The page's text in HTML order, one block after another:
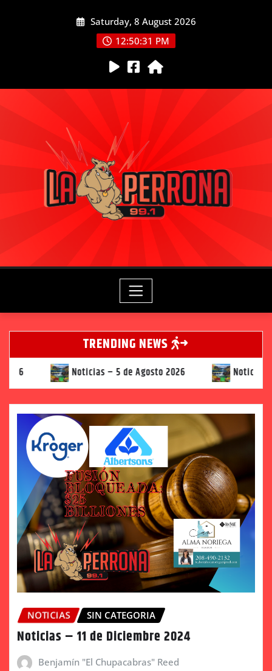
Saturday, 8 August 2026
12:50:32 PM
TRENDING NEWS
Noticias – 5 de Agosto 2026 Noticias – 4 de Agosto
NOTICIAS SIN CATEGORIA
Noticias – 11 de Diciembre 2024
Benjamín "El Chupacabras" Reed